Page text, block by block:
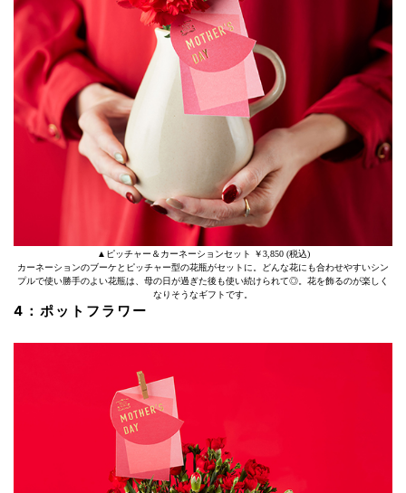
▲ピッチャー＆カーネーションセット ￥3,850 (税込)
カーネーションのブーケとピッチャー型の花瓶がセットに。どんな花にも合わせやすいシン
プルで使い勝手のよい花瓶は、母の日が過ぎた後も使い続けられて◎。花を飾るのが楽しく
なりそうなギフトです。
4：ポットフラワー